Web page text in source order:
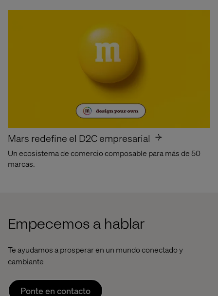
Best Workplaces
for Innovators
Orgullosos de ser reconocidos por Fast Company
Mars redefine el D2C empresarial
Un ecosistema de comercio composable para más de 50
marcas.
Empecemos a hablar
Te ayudamos a prosperar en un mundo conectado y
cambiante
Ponte en contacto